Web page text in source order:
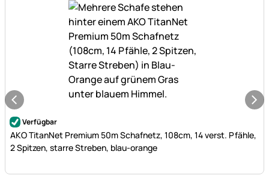
Noch keine Bewertungen abgegeben
Verfügbar
AKO TitanNet Premium 50m Schafnetz, 108cm, 14 verst. Pfähle,
2 Spitzen, starre Streben, blau-orange